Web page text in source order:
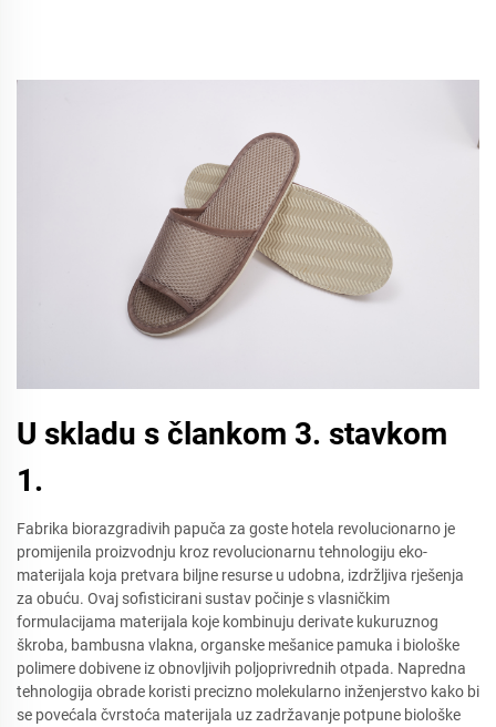
U skladu s člankom 3. stavkom
1.
Fabrika biorazgradivih papuča za goste hotela revolucionarno je
promijenila proizvodnju kroz revolucionarnu tehnologiju eko-
materijala koja pretvara biljne resurse u udobna, izdržljiva rješenja
za obuću. Ovaj sofisticirani sustav počinje s vlasničkim
formulacijama materijala koje kombinuju derivate kukuruznog
škroba, bambusna vlakna, organske mešanice pamuka i biološke
polimere dobivene iz obnovljivih poljoprivrednih otpada. Napredna
tehnologija obrade koristi precizno molekularno inženjerstvo kako bi
se povećala čvrstoća materijala uz zadržavanje potpune biološke